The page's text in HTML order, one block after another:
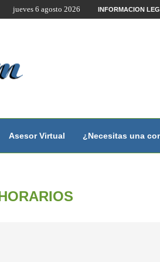
por Internet y Videoconferencia.
jueves 6 agosto 2026 INFORMACION
Asesor Virtual ¿Necesitas una